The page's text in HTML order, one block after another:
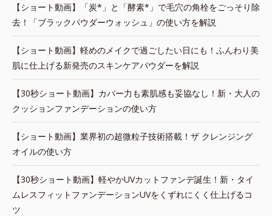
【ショート動画】「炭*」と「酵素*」で毛穴の角栓をごっそり除
去！「ブラックパウダーウォッシュ」の使い方を解説
【ショート動画】軽めのメイクで過ごしたい日にも！ふんわり美
肌に仕上げる新発売のスキンケアパウダーを解説
【30秒ショート動画】カバー力も素肌感も妥協なし！新・大人の
クッションファンデーションの使い方
【ショート動画】業界初の超微粒子技術搭載！ザ クレンジング
オイルの使い方
【30秒ショート動画】軽やかUVカットファンデ誕生！新・タイ
ムレスフィットファンデーションUVをくずれにくく仕上げるコ
ツ